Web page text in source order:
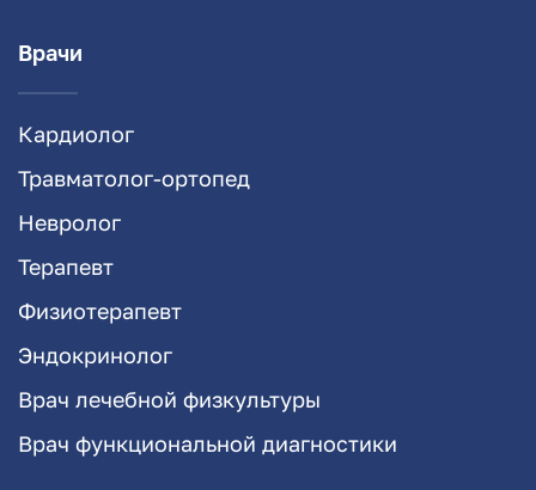
Врачи
Кардиолог
Травматолог-ортопед
Невролог
Терапевт
Физиотерапевт
Эндокринолог
Врач лечебной физкультуры
Врач функциональной диагностики